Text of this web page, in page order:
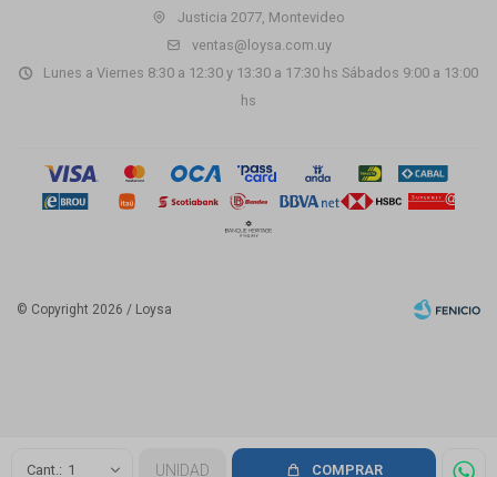
1 UNIDAD COMPRAR
Justicia 2077, Montevideo
ventas@loysa.com.uy
Lunes a Viernes 8:30 a 12:30 y 13:30 a 17:30 hs Sábados 9:00 a 13:00
hs
© Copyright 2026 / Loysa
Fenicio